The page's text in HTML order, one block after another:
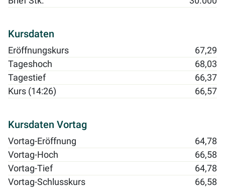
Kursdaten
Eröffnungskurs
67,29
Tageshoch
68,03
Tagestief
66,37
Kurs (14:26)
66,57
Kursdaten Vortag
Vortag-Eröffnung
64,78
Vortag-Hoch
66,58
Vortag-Tief
64,78
Vortag-Schlusskurs
66,58